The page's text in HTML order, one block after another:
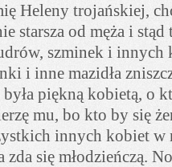
Heleny trojańskiej,
starsza od męża i stąd
szminek i innych
i inne mazidła
piękną kobietą, o
mu, bo kto by się
innych kobiet
zda się młodzieńczą.